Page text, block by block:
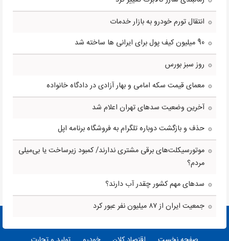
انتقال تورم خودرو به بازار خدمات
90 میلیون کیف پول برای ایرانی ها ساخته شد
روز سبز بورس
معمای قیمت سکه امامی و بهار آزادی در دادگاه خانواده
آخرین وضعیت سدهای تهران اعلام شد
حذف و بازگشت دوباره تلگرام به فروشگاه برنامه اپل
موتورسیکلت‌های برقی مشتری ندارند/ کمبود زیرساخت یا بی‌میلی
مردم؟
سدهای مهم کشور چقدر آب دارند؟
جمعیت ایران از ۸۷ میلیون نفر عبور کرد